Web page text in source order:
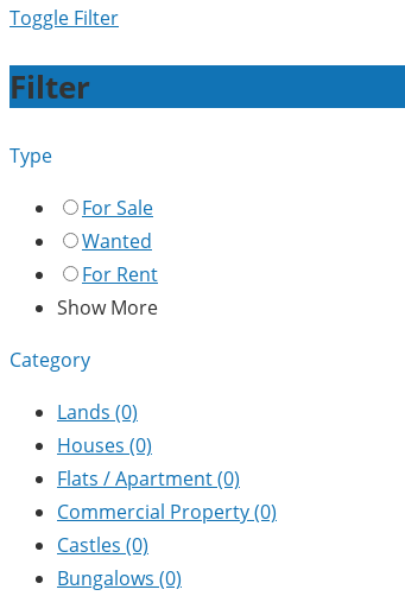
Toggle Filter
Filter
Type
For Sale
Wanted
For Rent
Show More
Category
Lands (0)
Houses (0)
Flats / Apartment(0)
Commercial Property(0)
Castles (0)
Bungalows (0)